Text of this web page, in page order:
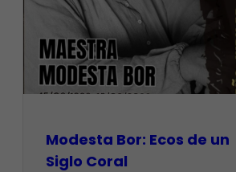
Modesta Bor: Ecos de un
Siglo Coral